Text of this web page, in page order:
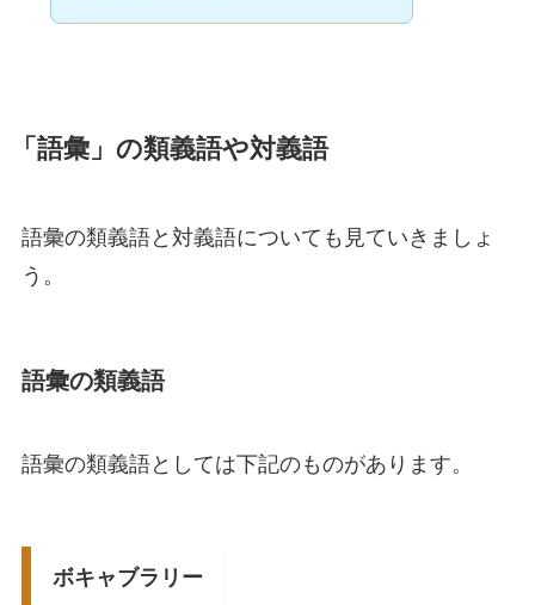
「語彙」の類義語や対義語
語彙の類義語と対義語についても見ていきましょ
う。
語彙の類義語
語彙の類義語としては下記のものがあります。
ボキャブラリー